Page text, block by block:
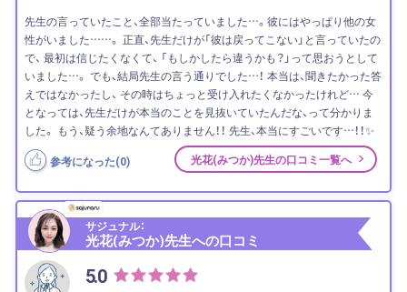
先生の言っていたこと、全部当たっていました…。彼にはやっぱり他の女
性がいました……。 正直、先生だけが「彼は戻ってこない」と言っていたの
で、 最初は信じたくなくて、 「もしかしたら違うかも？」って思おうとして
いました…。 でも、結局先生の言う通りでした…！ 本当は、聞きたかった答
えではなかったし、 その時はちょっと受け入れたくなかったけれど… 今
となっては、先生だけが本当のことを見抜いていたんだな、って分かりま
した。 もう、疑う余地なんてありません！！ 先生、本当にすごいです…！！✨
参考になった(0) 光花(みつか)先生の口コミ一覧へ
サジュナル：
光花(みつか)先生への口コミ
5.0